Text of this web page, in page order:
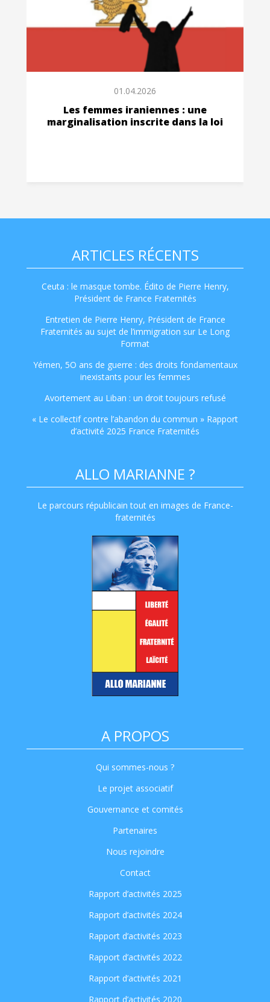
01.04.2026
Les femmes iraniennes : une
marginalisation inscrite dans la loi
ARTICLES RÉCENTS
Ceuta : le masque tombe. Édito de Pierre Henry,
Président de France Fraternités
Entretien de Pierre Henry, Président de France
Fraternités au sujet de l’immigration sur Le Long
Format
Yémen, 5O ans de guerre : des droits fondamentaux
inexistants pour les femmes
Avortement au Liban : un droit toujours refusé
« Le collectif contre l’abandon du commun » Rapport
d’activité 2025 France Fraternités
ALLO MARIANNE ?
Le parcours républicain tout en images de France-
fraternités
A PROPOS
Qui sommes-nous ?
Le projet associatif
Gouvernance et comités
Partenaires
Nous rejoindre
Contact
Rapport d’activités 2025
Rapport d’activités 2024
Rapport d’activités 2023
Rapport d’activités 2022
Rapport d’activités 2021
Rapport d’activités 2020